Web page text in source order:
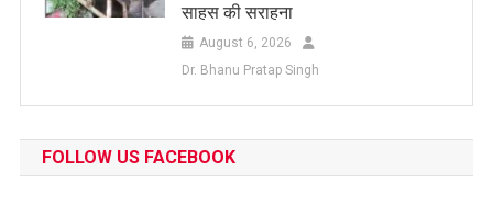
साहस की सराहना
August 6, 2026
Dr. Bhanu Pratap Singh
FOLLOW US FACEBOOK